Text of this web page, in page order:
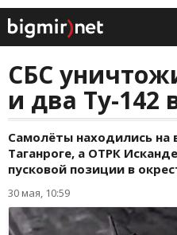
СБС
и два Ту-142
Самолёты находились на
Таганроге, а ОТРК
пусковой позиции в
30 мая, 10:59